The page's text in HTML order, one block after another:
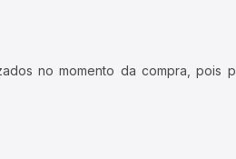
no momento da compra, pois